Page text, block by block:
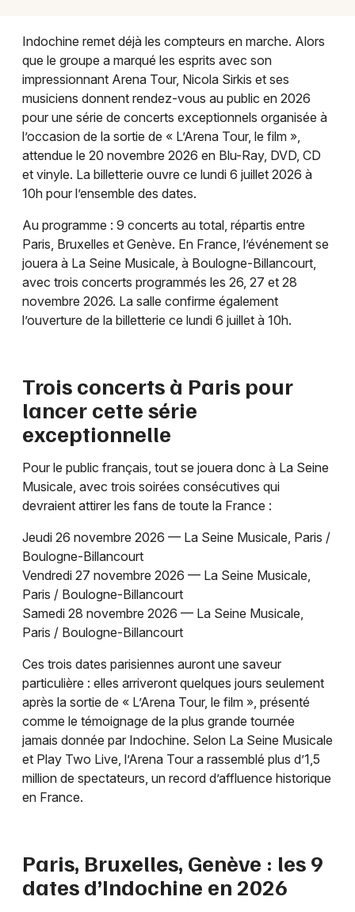
92 - Hauts-de-Seine
Choisir mes départements
Mon email
Je m'abonne
Indochine remet déjà les compteurs en marche. Alors
que le groupe a marqué les esprits avec son
impressionnant Arena Tour, Nicola Sirkis et ses
musiciens donnent rendez-vous au public en 2026
pour une série de concerts exceptionnels organisée à
l’occasion de la sortie de « L’Arena Tour, le film »,
attendue le 20 novembre 2026 en Blu-Ray, DVD, CD
et vinyle. La billetterie ouvre ce lundi 6 juillet 2026 à
10h pour l’ensemble des dates.
Au programme : 9 concerts au total, répartis entre
Paris, Bruxelles et Genève. En France, l’événement se
jouera à La Seine Musicale, à Boulogne-Billancourt,
avec trois concerts programmés les 26, 27 et 28
novembre 2026. La salle confirme également
l’ouverture de la billetterie ce lundi 6 juillet à 10h.
Trois concerts à Paris pour
lancer cette série
exceptionnelle
Pour le public français, tout se jouera donc à La Seine
Musicale, avec trois soirées consécutives qui
devraient attirer les fans de toute la France :
Jeudi 26 novembre 2026 — La Seine Musicale, Paris /
Boulogne-Billancourt
Vendredi 27 novembre 2026 — La Seine Musicale,
Paris / Boulogne-Billancourt
Samedi 28 novembre 2026 — La Seine Musicale,
Paris / Boulogne-Billancourt
Ces trois dates parisiennes auront une saveur
particulière : elles arriveront quelques jours seulement
après la sortie de « L’Arena Tour, le film », présenté
comme le témoignage de la plus grande tournée
jamais donnée par Indochine. Selon La Seine Musicale
et Play Two Live, l’Arena Tour a rassemblé plus d’1,5
million de spectateurs, un record d’affluence historique
en France.
Paris, Bruxelles, Genève : les 9
dates d’Indochine en 2026